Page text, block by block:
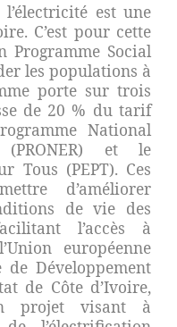
est une
C’est pour cette
Social
les populations à
porte sur trois
de 20 % du tarif
National
(PRONER) et le
Tous (PEPT). Ces
d’améliorer
de vie des
l’accès à
européenne
de Développement
de Côte d’Ivoire,
projet visant à